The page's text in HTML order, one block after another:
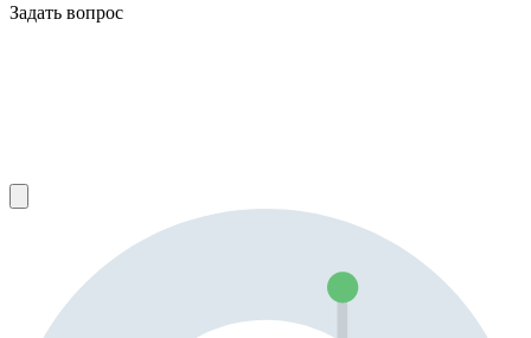
Задать вопрос